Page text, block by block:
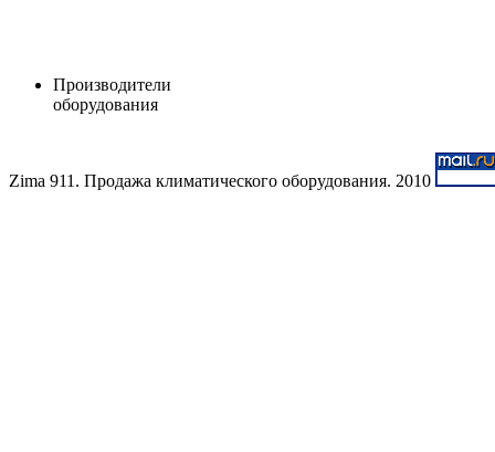
Производители
оборудования
Zima 911. Продажа климатического оборудования. 2010